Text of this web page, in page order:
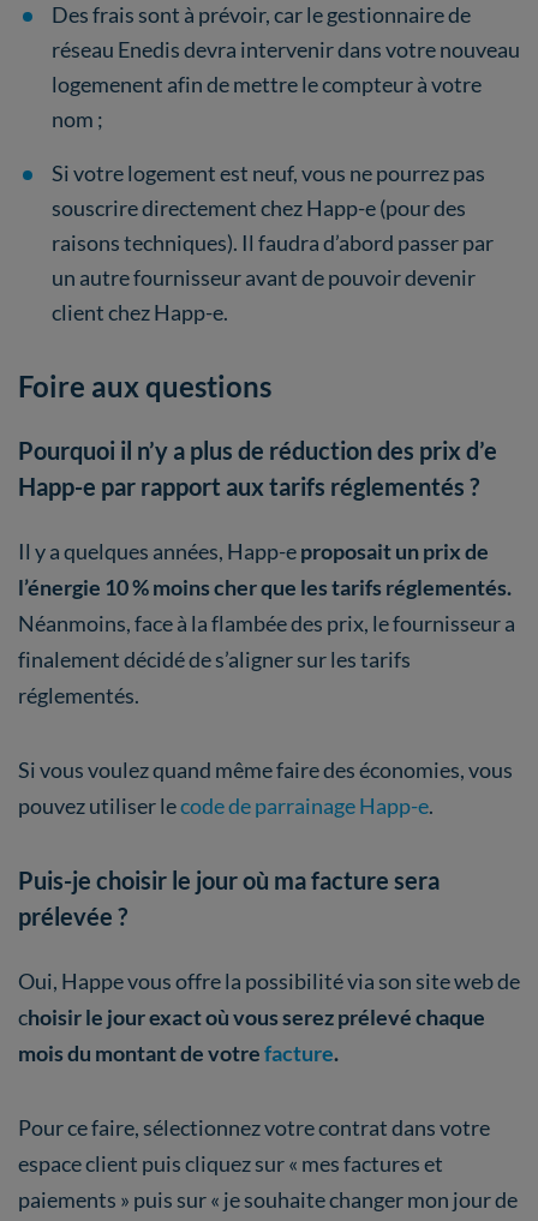
Des frais sont à prévoir, car le gestionnaire de
réseau Enedis devra intervenir dans votre nouveau
logemenent afin de mettre le compteur à votre
nom ;
Si votre logement est neuf, vous ne pourrez pas
souscrire directement chez Happ-e (pour des
raisons techniques). Il faudra d’abord passer par
un autre fournisseur avant de pouvoir devenir
client chez Happ-e.
Foire aux questions
Pourquoi il n’y a plus de réduction des prix d’e
Happ-e par rapport aux tarifs réglementés ?
Il y a quelques années, Happ-eproposait un prix de
l’énergie 10 % moins cher que les tarifs réglementés.
Néanmoins, face à la flambée des prix, le fournisseur a
finalement décidé de s’aligner sur les tarifs
réglementés.
Si vous voulez quand même faire des économies, vous
pouvez utiliser lecode de parrainage Happ-e.
Puis-je choisir le jour où ma facture sera
prélevée ?
Oui, Happe vous offre la possibilité via son site web de
choisir le jour exact où vous serez prélevé chaque
mois du montant de votrefacture.
Pour ce faire, sélectionnez votre contrat dans votre
espace client puis cliquez sur « mes factures et
paiements » puis sur « je souhaite changer mon jour de